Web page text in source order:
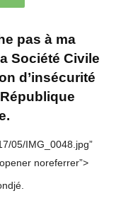
pas à ma
Société Civile
d’insécurité
05/IMG_0048.jpg”
noreferrer”>